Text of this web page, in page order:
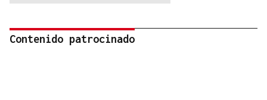
Contenido patrocinado